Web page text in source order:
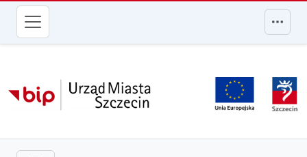
przejdź do głównego menu